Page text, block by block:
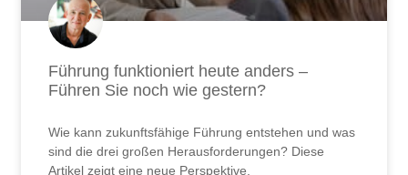
Führung funktioniert heute anders –
Führen Sie noch wie gestern?
Wie kann zukunftsfähige Führung entstehen und was
sind die drei großen Herausforderungen? Diese
Artikel zeigt eine neue Perspektive.